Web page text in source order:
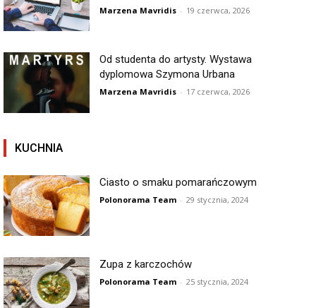
Marzena Mavridis - 19 czerwca, 2026
Od studenta do artysty. Wystawa
dyplomowa Szymona Urbana
Marzena Mavridis - 17 czerwca, 2026
KUCHNIA
Ciasto o smaku pomarańczowym
Polonorama Team - 29 stycznia, 2024
Zupa z karczochów
Polonorama Team - 25 stycznia, 2024